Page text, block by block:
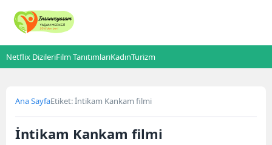
Netflix DizileriFilm TanıtımlarıKadınTurizm
Ana SayfaEtiket: İntikam Kankam filmi
İntikam Kankam filmi